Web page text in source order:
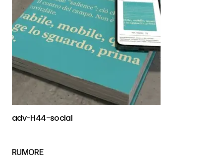
adv-H44-social
RUMORE